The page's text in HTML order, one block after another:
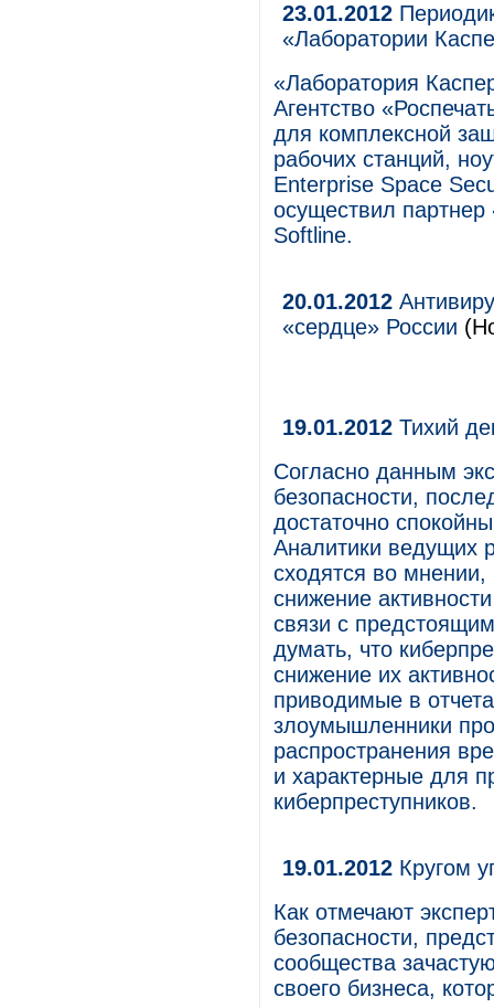
23.01.2012
«Лаборатории
«Лаборатория
Агентство
для комплексной
рабочих станций,
Enterprise Space
осуществил партнер
Softline.
20.01.2012
«сердце» России
19.01.2012 Тихий
Согласно данным
безопасности,
достаточно
Аналитики ведущих
сходятся во
снижение
связи с
думать, что
снижение их
приводимые в
злоумышленники
распространения
и характерные для
киберпреступников.
19.01.2012 Кругом
Как отмечают
безопасности,
сообщества
своего бизнеса,